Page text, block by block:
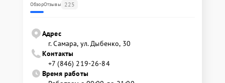
ОбзорОтзывы 225
Адрес
г. Самара, ул. Дыбенко, 30
Контакты
+7 (846) 219-26-84
Время работы